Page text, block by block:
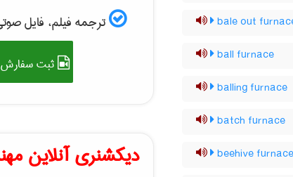
bale out
ball furnace
balling furnace
batch furnace
beehive furnace
ترجمه فیلم، فایل
ثبت سفارش
دیکشنری آنلاین